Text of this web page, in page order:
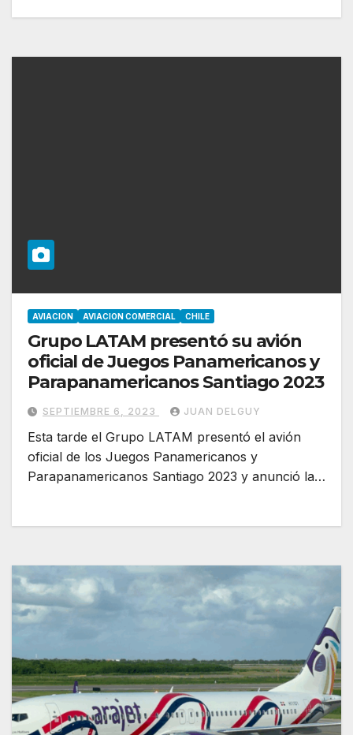
AVIACION AVIACION COMERCIAL CHILE
Grupo LATAM presentó su avión
oficial de Juegos Panamericanos y
Parapanamericanos Santiago 2023
SEPTIEMBRE 6, 2023 JUAN DELGUY
Esta tarde el Grupo LATAM presentó el avión
oficial de los Juegos Panamericanos y
Parapanamericanos Santiago 2023 y anunció la…